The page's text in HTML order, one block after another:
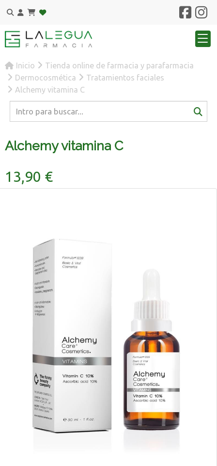
Inicio
Tienda online de farmacia y parafarmacia
Dermocosmética
Tratamientos faciales
Alchemy vitamina C
Alchemy vitamina C
13,90 €